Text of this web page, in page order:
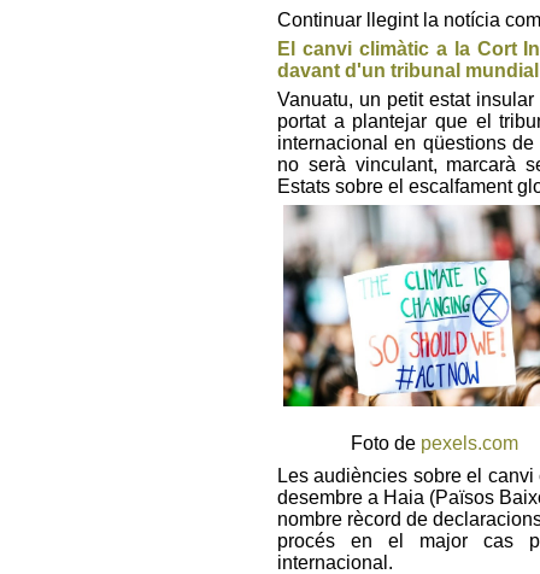
Continuar llegint la notícia
El canvi climàtic a la Cort
davant d'un tribunal mundial
Vanuatu, un petit estat
portat a plantejar que el
internacional en qüestions
no serà vinculant, marcarà
Estats sobre el escalfament
Foto de pexels.com
Les audiències sobre el
desembre a Haia (Països
nombre rècord de
procés en el major cas
internacional.